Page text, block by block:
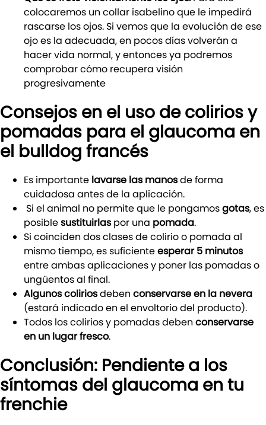
colocaremos un collar isabelino que le impedirá
rascarse los ojos. Si vemos que la evolución de ese
ojo es la adecuada, en pocos días volverán a
hacer vida normal, y entonces ya podremos
comprobar cómo recupera visión
progresivamente
Consejos en el uso de colirios y
pomadas para el glaucoma en
el bulldog francés
Es importante lavarse las manosde forma
cuidadosa antes de la aplicación.
Si el animal no permite que le pongamosgotas, es
posiblesustituirlaspor una pomada.
Si coinciden dos clases de colirio o pomada al
mismo tiempo, es suficienteesperar 5 minutos
entre ambas aplicaciones y poner las pomadas o
ungüentos al final.
Algunos coliriosdebenconservarse en la nevera
(estará indicado en el envoltorio del producto).
Todos los colirios y pomadas debenconservarse
en un lugar fresco.
Conclusión: Pendiente a los
síntomas del glaucoma en tu
frenchie